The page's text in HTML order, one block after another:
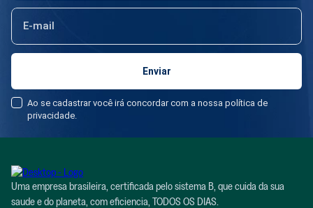
portfólio com preços equivalentes aos convencionais, preservando a
circularidade nas embalagens e promovendo fórmulas ecológicas. Todo
esse impacto rendeu à positiv.a o reconhecimento como uma das 10
startups mais conscientes pelo Movimento Capitalismo Consciente
Brasil. Recentemente, a marca realizou a maior rodada de equity
crowdfunding do país, no valor de R$ 8,3 milhões trazendo 188
consumidores como sócios.
Ao se cadastrar você irá concordar com a nossa política de
privacidade.
Uma empresa brasileira, certificada pelo sistema B, que cuida da sua
saude e do planeta, com eficiencia, TODOS OS DIAS.